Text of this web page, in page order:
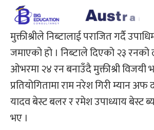
मुक्तीश्रीले निब्टालाई पराजित गर्दै
जमाएको हो । निब्टाले दिएको २३ रनको
ओभरमा २४ रन बनाउँदै मुक्तीश्री विजयी
प्रतियोगितामा राम नरेश गिरी म्यान अफ
यादव बेस्ट बलर र रमेश उपाध्याय बेस्ट
भए ।